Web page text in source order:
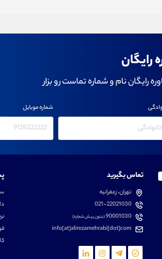
رایگان
رایگان نام و شماره تماست رو بزار
شماره موبایل
تماس بگیرید
تهران، زعفرانیه
021-22021030
90001030(بدون پیش شماره)
info[at]alirezamehrabi[dot]com